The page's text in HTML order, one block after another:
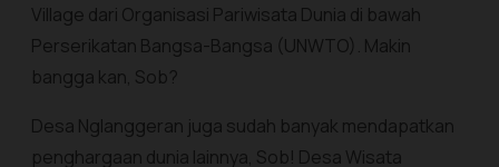
Village dari Organisasi Pariwisata Dunia di bawah
Perserikatan Bangsa-Bangsa (UNWTO). Makin
bangga kan, Sob?
Desa Nglanggeran juga sudah banyak mendapatkan
penghargaan dunia lainnya, Sob! Desa Wisata